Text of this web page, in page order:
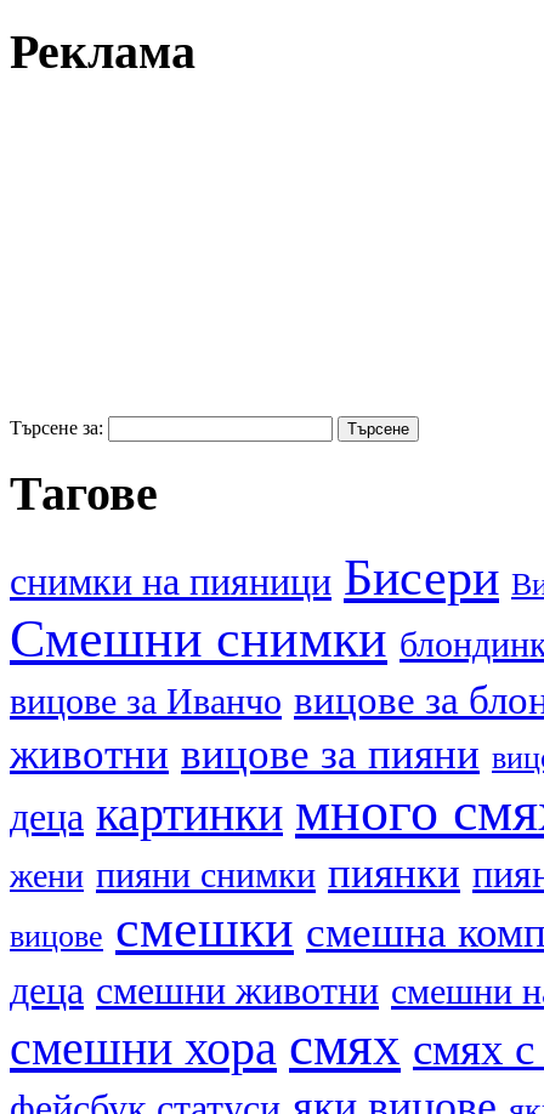
Реклама
Търсене за:
Тагове
cнимки на пияници Бисери
Смешни снимки
вицове за Иванчо вицове за
животни вицове за пияни
деца картинки много
жени пияни снимки пиянки
вицове смешки смешна
деца смешни животни смешни
смешни хора смях смях